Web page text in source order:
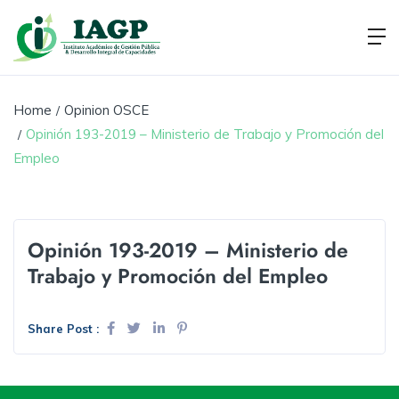
Home
Opinion OSCE
Opinión 193-2019 – Ministerio de Trabajo y Promoción del
Empleo
Opinión 193-2019 – Ministerio de
Trabajo y Promoción del Empleo
Share Post :